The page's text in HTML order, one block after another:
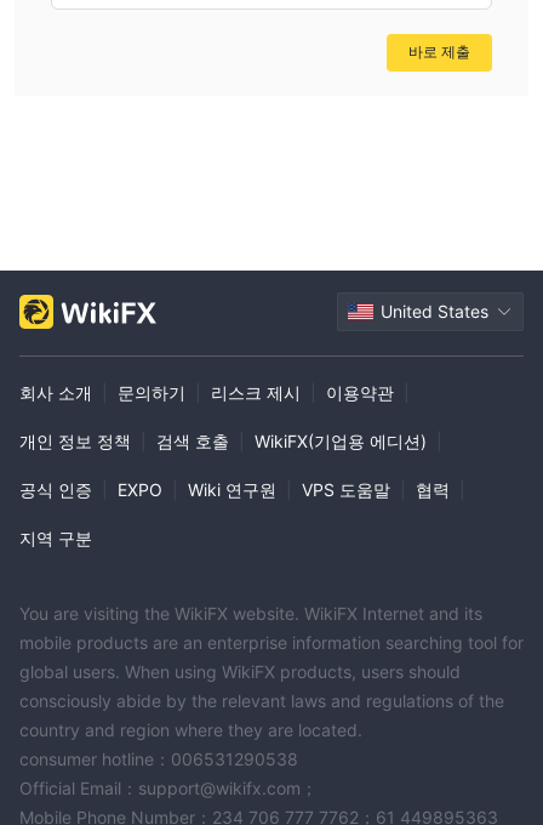
바로 제출
United States
회사 소개 문의하기 리스크 제시 이용약관
개인 정보 정책 검색 호출 WikiFX(기업용 에디션)
공식 인증 EXPO Wiki 연구원 VPS 도움말 협력
지역 구분
You are visiting the WikiFX website. WikiFX Internet and its
mobile products are an enterprise information searching tool for
global users. When using WikiFX products, users should
consciously abide by the relevant laws and regulations of the
country and region where they are located.
consumer hotline：006531290538
Official Email：support@wikifx.com；
Mobile Phone Number：234 706 777 7762；61 449895363